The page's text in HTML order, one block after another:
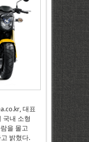
대표
국내 소형
을 몰고
고 밝혔다.